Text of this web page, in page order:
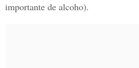
importante de alcoho).